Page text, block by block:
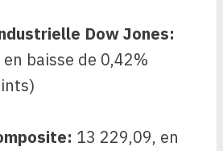
Dow Jones:
baisse de 0,42%
: 13 229,09, en